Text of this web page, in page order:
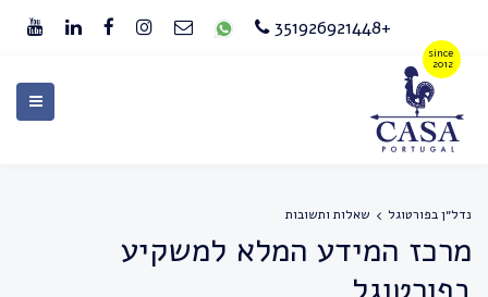
+351926921448
נדל״ן בפורטוגל שאלות ותשובות
מרכז המידע המלא למשקיע